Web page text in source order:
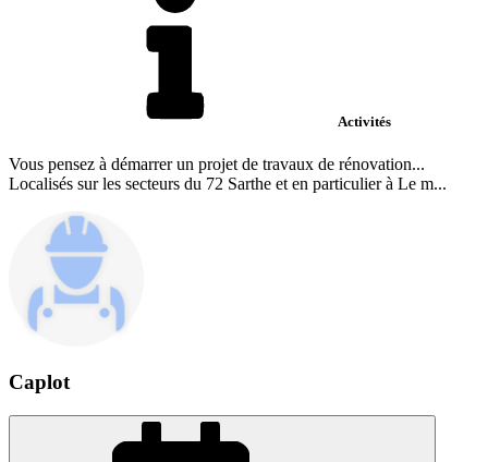
Activités
Vous pensez à démarrer un projet de travaux de rénovation...
Localisés sur les secteurs du 72 Sarthe et en particulier à Le m...
Caplot